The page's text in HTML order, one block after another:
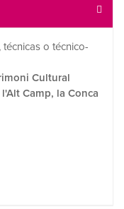
o técnico-
Cultural
Camp, la Conca